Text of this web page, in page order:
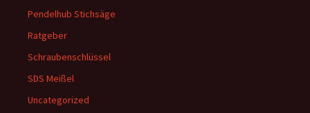
Pendelhub Stichsäge
Ratgeber
Schraubenschlüssel
SDS Meißel
Uncategorized